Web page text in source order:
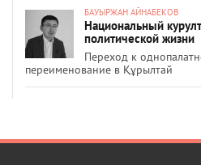
БАУЫРЖАН АЙНАБЕКОВ
Национальный
политической жизни
Переход к
переименование в Құрылтай